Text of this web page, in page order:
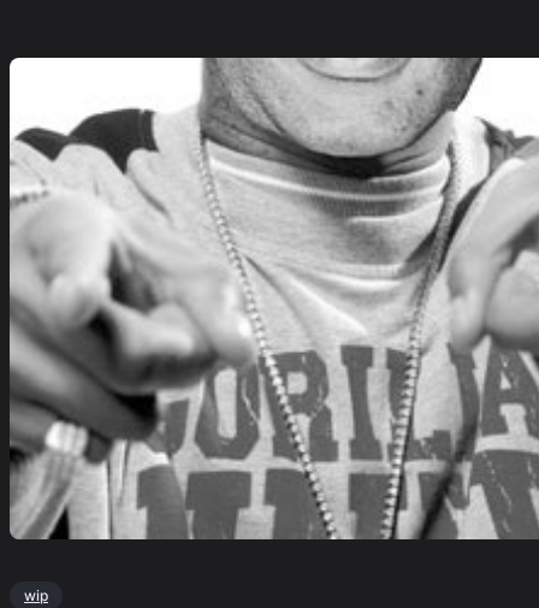
wip